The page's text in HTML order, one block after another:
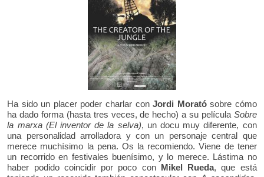
Ha sido un placer poder charlar conJordi Moratósobre cómo
ha dado forma (hasta tres veces, de hecho) a su película Sobre
la marxa (El inventor de la selva), un docu muy diferente, con
una personalidad arrolladora y con un personaje central que
merece muchísimo la pena. Os la recomiendo. Viene de tener
un recorrido en festivales buenísimo, y lo merece. Lástima no
haber podido coincidir por poco con Mikel Rueda, que está